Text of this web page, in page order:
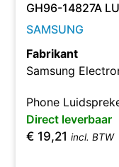
GH96-14827A
SAMSUNG
Fabrikant
Samsung
Phone
Direct leverbaar
€ 19,21 incl. BTW